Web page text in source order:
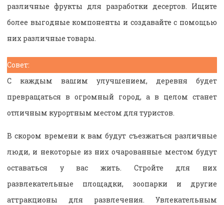
различные фрукты для разработки десертов. Ищите
более выгодные компоненты и создавайте с помощью
них различные товары.
Совет:
С каждым вашим улучшением, деревня будет
превращаться в огромный город, а в целом станет
отличным курортным местом для туристов.
В скором времени к вам будут съезжаться различные
люди, и некоторые из них очарованные местом будут
оставаться у вас жить. Стройте для них
развлекательные площадки, зоопарки и другие
аттракционы для развлечения. Увлекательным